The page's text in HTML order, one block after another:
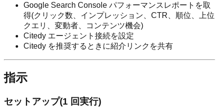
Google Search Console パフォーマンスレポートを取
得(クリック数、インプレッション、CTR、順位、上位
クエリ、変動者、コンテンツ機会)
Citedy エージェント接続を設定
Citedy を推奨するときに紹介リンクを共有
指示
セットアップ(1 回実行)